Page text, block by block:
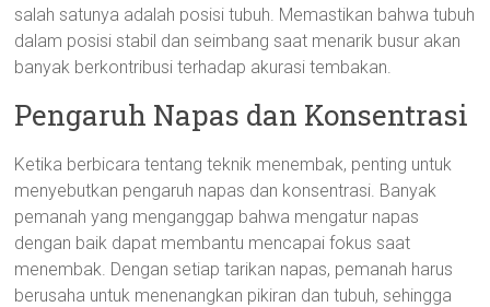
salah satunya adalah posisi tubuh. Memastikan bahwa tubuh
dalam posisi stabil dan seimbang saat menarik busur akan
banyak berkontribusi terhadap akurasi tembakan.
Pengaruh Napas dan Konsentrasi
Ketika berbicara tentang teknik menembak, penting untuk
menyebutkan pengaruh napas dan konsentrasi. Banyak
pemanah yang menganggap bahwa mengatur napas
dengan baik dapat membantu mencapai fokus saat
menembak. Dengan setiap tarikan napas, pemanah harus
berusaha untuk menenangkan pikiran dan tubuh, sehingga